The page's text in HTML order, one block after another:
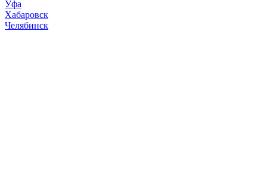
Уфа
Хабаровск
Челябинск